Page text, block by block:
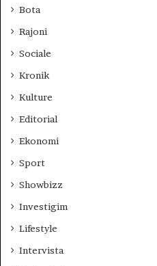
Bota
Rajoni
Sociale
Kronik
Kulture
Editorial
Ekonomi
Sport
Showbizz
Investigim
Lifestyle
Intervista